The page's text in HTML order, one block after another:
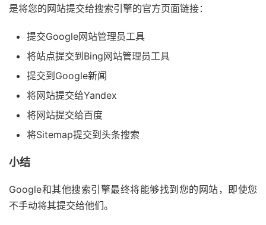
是将您的网站提交给搜索引擎的官方页面链接：
提交Google网站管理员工具
将站点提交到Bing网站管理员工具
提交到Google新闻
将网站提交给Yandex
将网站提交给百度
将Sitemap提交到头条搜索
小结
Google和其他搜索引擎最终将能够找到您的网站，即使您
不手动将其提交给他们。